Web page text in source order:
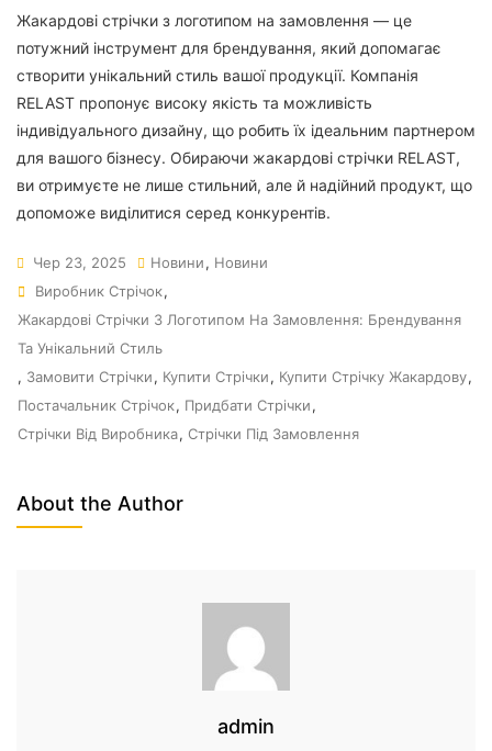
Жакардові стрічки з логотипом на замовлення — це
потужний інструмент для брендування, який допомагає
створити унікальний стиль вашої продукції. Компанія
RELAST пропонує високу якість та можливість
індивідуального дизайну, що робить їх ідеальним партнером
для вашого бізнесу. Обираючи жакардові стрічки RELAST,
ви отримуєте не лише стильний, але й надійний продукт, що
допоможе виділитися серед конкурентів.
Чер 23, 2025 Новини, Новини
Виробник Стрічок,
Жакардові Стрічки З Логотипом На Замовлення: Брендування
Та Унікальний Стиль
, Замовити Стрічки, Купити Стрічки, Купити Стрічку Жакардову,
Постачальник Стрічок, Придбати Стрічки,
Стрічки Від Виробника, Стрічки Під Замовлення
About the Author
admin